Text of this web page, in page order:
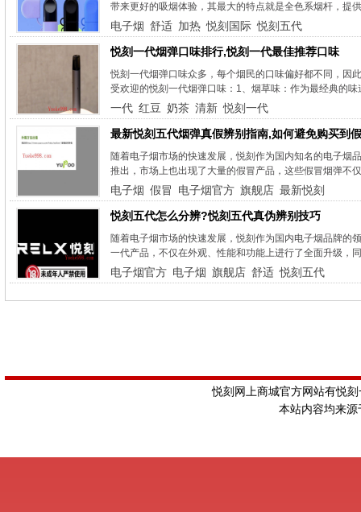
带来更好的吸烟体验，其最大的特点就是全色系烟杆，
电子烟 舒适 加热 悦刻国际 悦刻五代
悦刻一代烟弹口味排行,悦刻一代最佳推荐口味
悦刻一代烟弹口味众多，每个烟民的口味偏好都不同，因
受欢迎的悦刻一代烟弹口味：1、烟草味：作为最经典的
一代 红豆 奶茶 清新 悦刻一代
最新悦刻五代烟弹真假辨别指南,如何避免购买到
随着电子烟市场的快速发展，悦刻作为国内知名的电子烟
推出，市场上也出现了大量的假冒产品，这些假冒烟弹
电子烟 假冒 电子烟官方 旗舰店 最新悦刻
悦刻五代怎么分辨?悦刻五代真伪辨别技巧
随着电子烟市场的快速发展，悦刻作为国内电子烟品牌的
一代产品，不仅在外观、性能和功能上进行了全面升级
电子烟官方 电子烟 旗舰店 舒适 悦刻五代
悦刻网上商城官方网站有悦
本站内容均来